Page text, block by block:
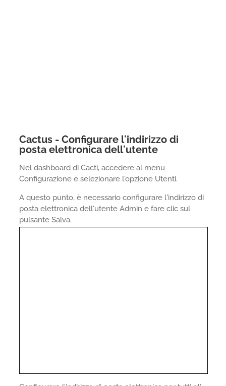
Cactus - Configurare l'indirizzo di
posta elettronica dell'utente
Nel dashboard di Cacti, accedere al menu
Configurazione e selezionare l'opzione Utenti.
A questo punto, è necessario configurare l'indirizzo di
posta elettronica dell'utente Admin e fare clic sul
pulsante Salva.